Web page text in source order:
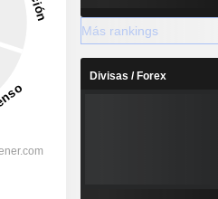
Más rankings
Divisas / Forex